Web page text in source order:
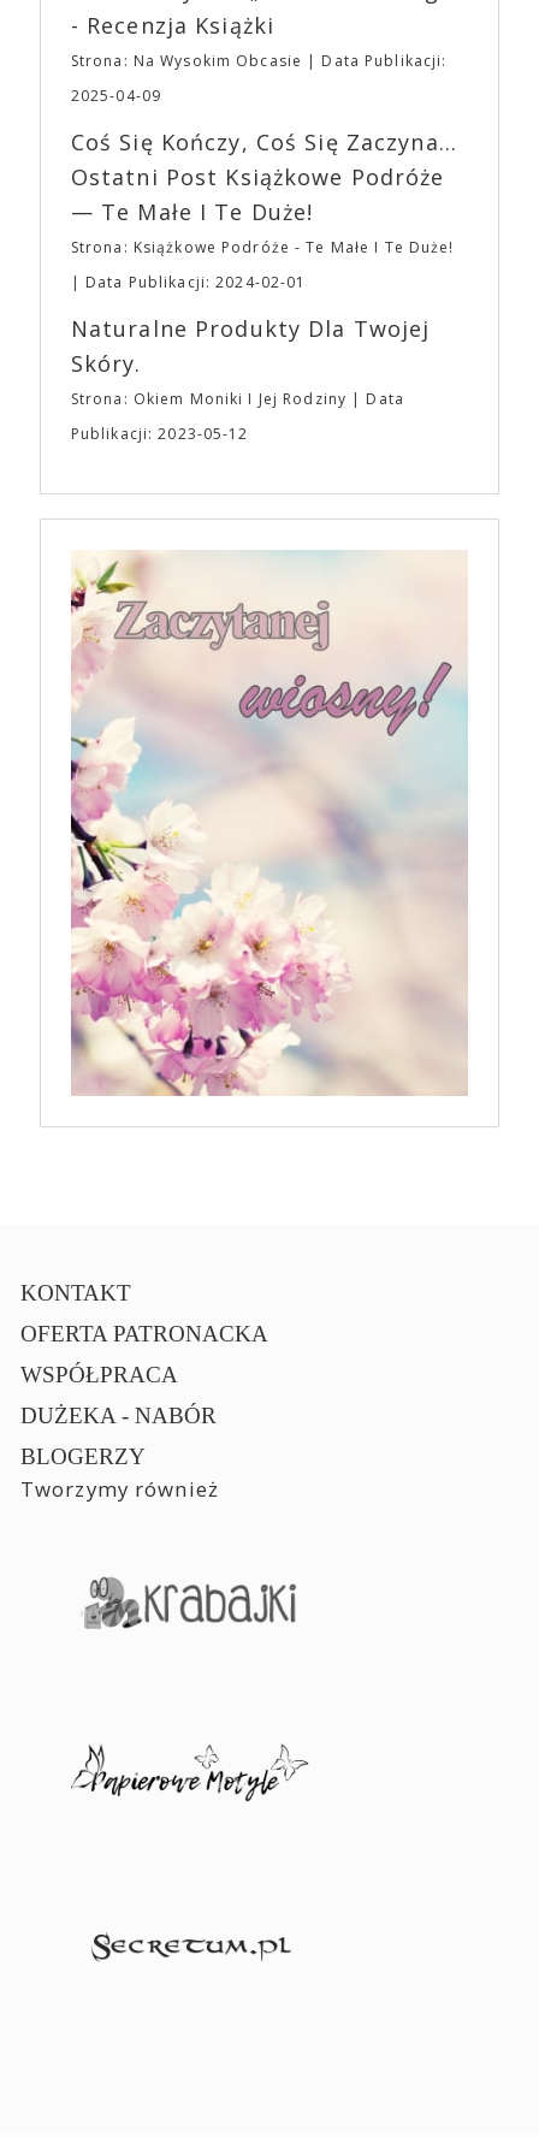
roli. Twórca kultowych „Dziedzictwo. Hereditary” i
„Midsommar. W biały dzień” zrealizował najbardziej
osobisty film, który pozwolił mu w pełni podzielić
się z widzami swoimi lękami, wizją świata, a przede
„Bo się boi” w kinach od 21 kwietnia.
Waszych ulubionych Wystawców serwujących
napoje oraz drobne przekąski a przed halą
planujemy Strefę FoodTrucków. Życzymy Wam
fantastycznego czasu oczekiwania na nadchodzącą
EXPO XXI!
- Recenzja Książki
Strona: Na Wysokim Obcasie
Data Publikacji:
2025-04-09
Coś Się Kończy, Coś Się Zaczyna...
Ostatni Post Książkowe Podróże
— Te Małe I Te Duże!
Strona: Książkowe Podróże - Te Małe I Te Duże!
Data Publikacji: 2024-02-01
Naturalne Produkty Dla Twojej
Skóry.
Strona: Okiem Moniki I Jej Rodziny
Data
Publikacji: 2023-05-12
KONTAKT
OFERTA PATRONACKA
WSPÓŁPRACA
DUŻEKA - NABÓR
BLOGERZY
Tworzymy również